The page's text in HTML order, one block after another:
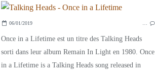
06/01/2019 …
Once in a Lifetime est un titre des Talking Heads
sorti dans leur album Remain In Light en 1980. Once
in a Lifetime is a Talking Heads song released in